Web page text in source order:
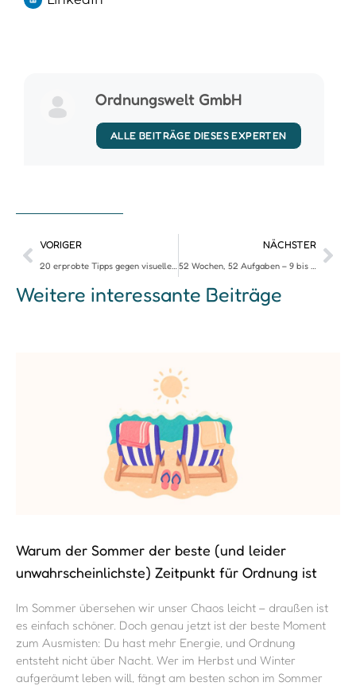
Ordnungswelt GmbH
ALLE BEITRÄGE DIESES EXPERTEN
VORIGER
20 erprobte Tipps gegen visuelles Gerümpel
NÄCHSTER
52 Wochen, 52 Aufgaben – 9 bis 12
Weitere interessante Beiträge
Warum der Sommer der beste (und leider
unwahrscheinlichste) Zeitpunkt für Ordnung ist
Im Sommer übersehen wir unser Chaos leicht – draußen ist
es einfach schöner. Doch genau jetzt ist der beste Moment
zum Ausmisten: Du hast mehr Energie, und Ordnung
entsteht nicht über Nacht. Wer im Herbst und Winter
aufgeräumt leben will, fängt am besten schon im Sommer